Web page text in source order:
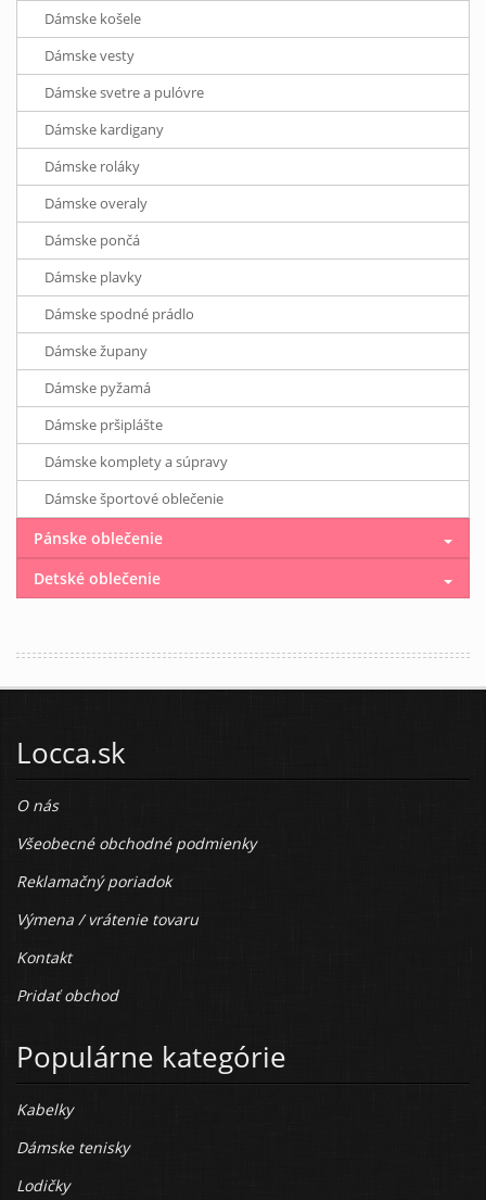
Dámske košele
Dámske vesty
Dámske svetre a pulóvre
Dámske kardigany
Dámske roláky
Dámske overaly
Dámske pončá
Dámske plavky
Dámske spodné prádlo
Dámske župany
Dámske pyžamá
Dámske pršiplášte
Dámske komplety a súpravy
Dámske športové oblečenie
Pánske oblečenie
Detské oblečenie
Locca.sk
O nás
Všeobecné obchodné podmienky
Reklamačný poriadok
Výmena / vrátenie tovaru
Kontakt
Pridať obchod
Populárne kategórie
Kabelky
Dámske tenisky
Lodičky